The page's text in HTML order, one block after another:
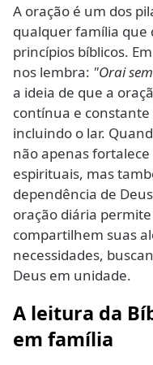
A oração é um dos
qualquer família que
princípios bíblicos.
nos lembra: "Orai
a ideia de que a
contínua e constante
incluindo o lar.
não apenas
espirituais, mas
dependência de
oração diária
compartilhem suas
necessidades,
Deus em unidade.
A leitura da
em família